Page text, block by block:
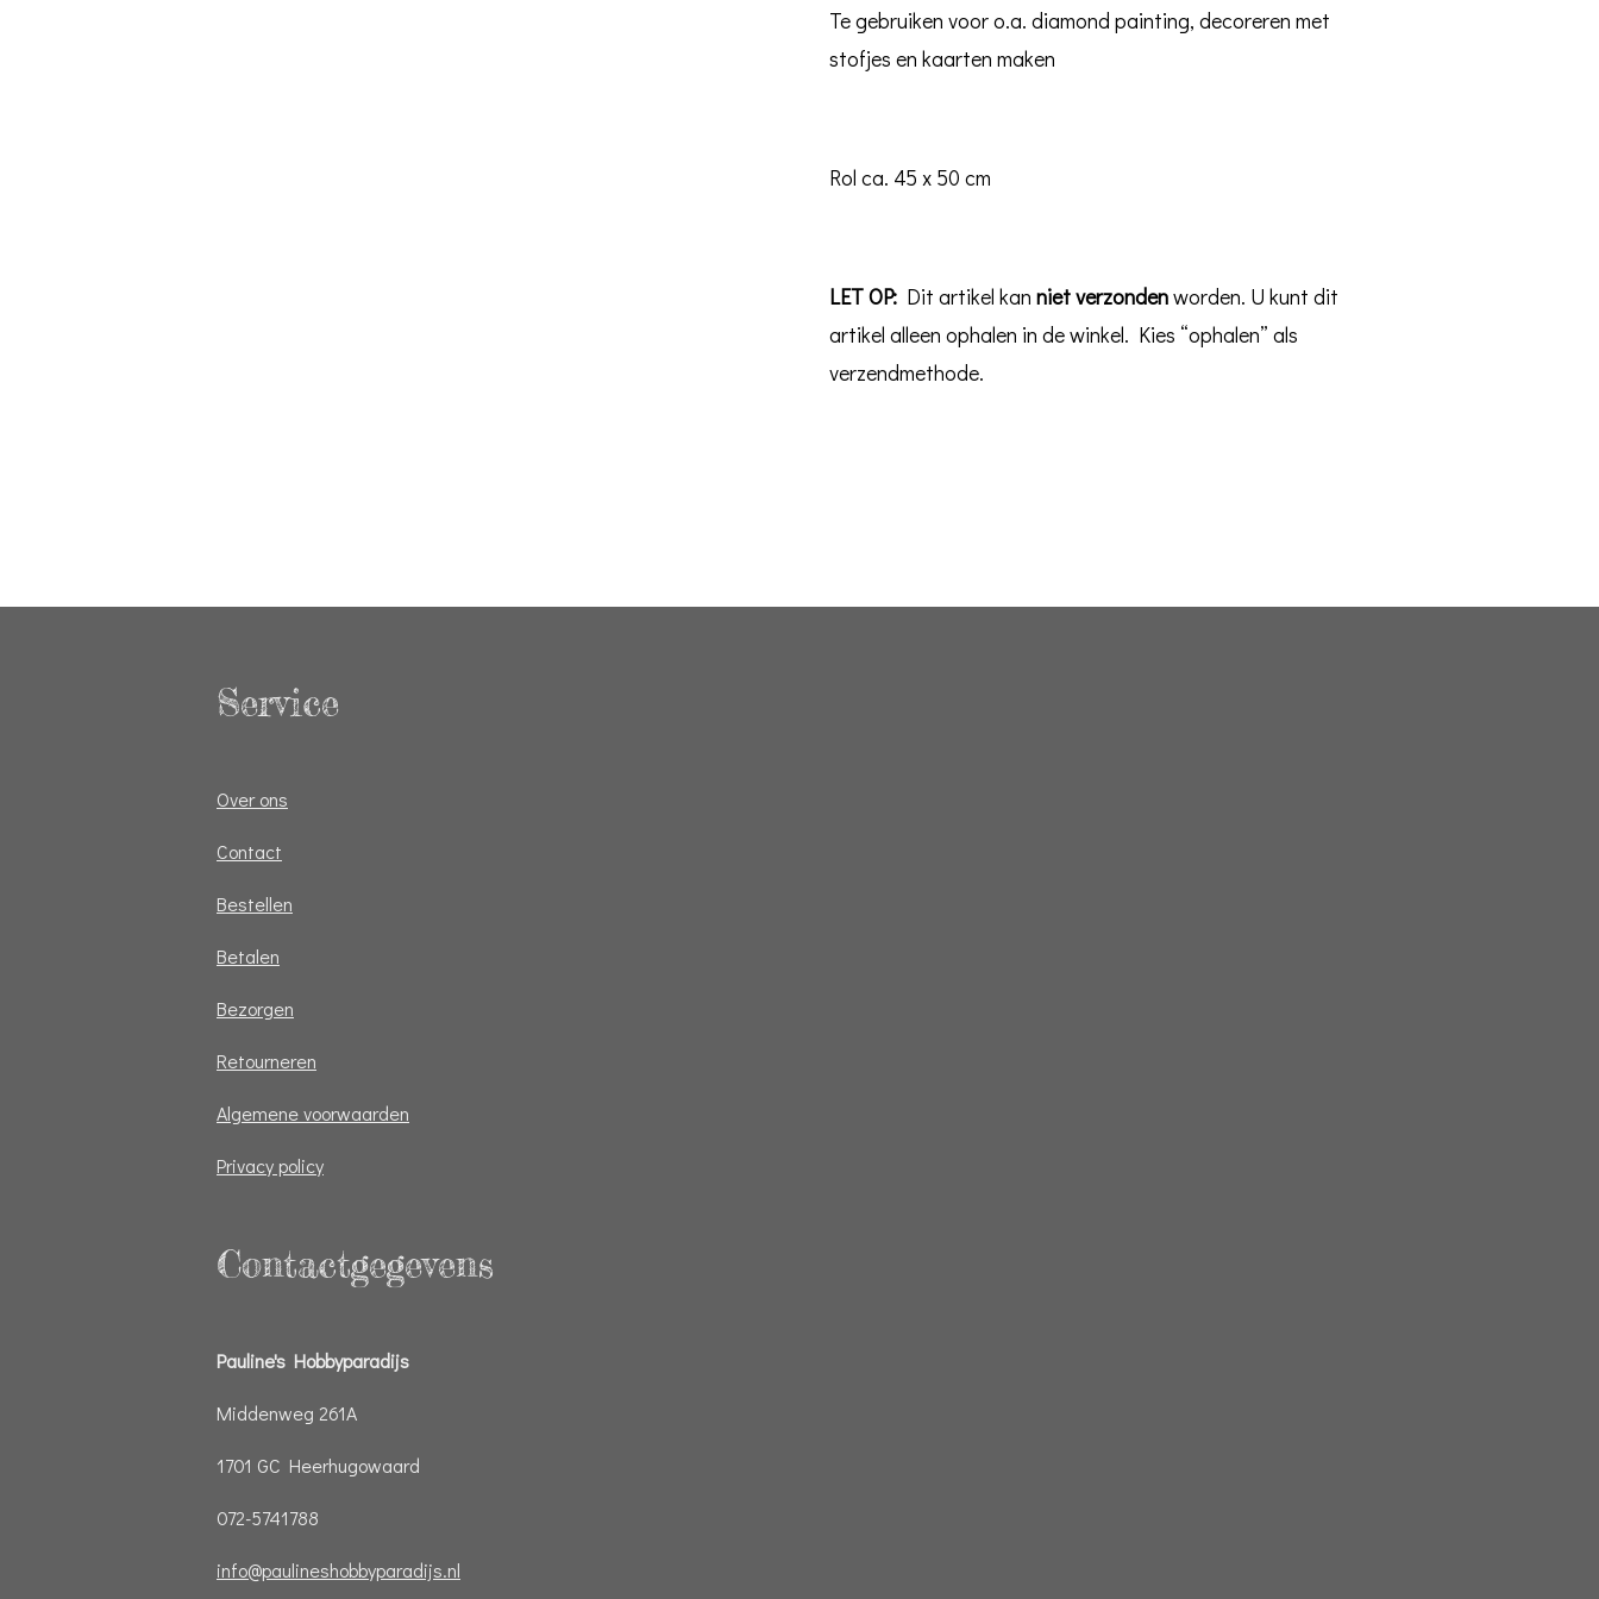
Te gebruiken voor o.a. diamond painting, decoreren met
stofjes en kaarten maken
Rol ca. 45 x 50 cm
LET OP: Dit artikel kan nietverzondenworden. U kunt dit
artikel alleen ophalen in de winkel. Kies “ophalen” als
verzendmethode.
Service
Over ons
Contact
Bestellen
Betalen
Bezorgen
Retourneren
Algemene voorwaarden
Privacy policy
Contactgegevens
Pauline's Hobbyparadijs
Middenweg 261A
1701 GC Heerhugowaard
072-5741788
info@paulineshobbyparadijs.nl